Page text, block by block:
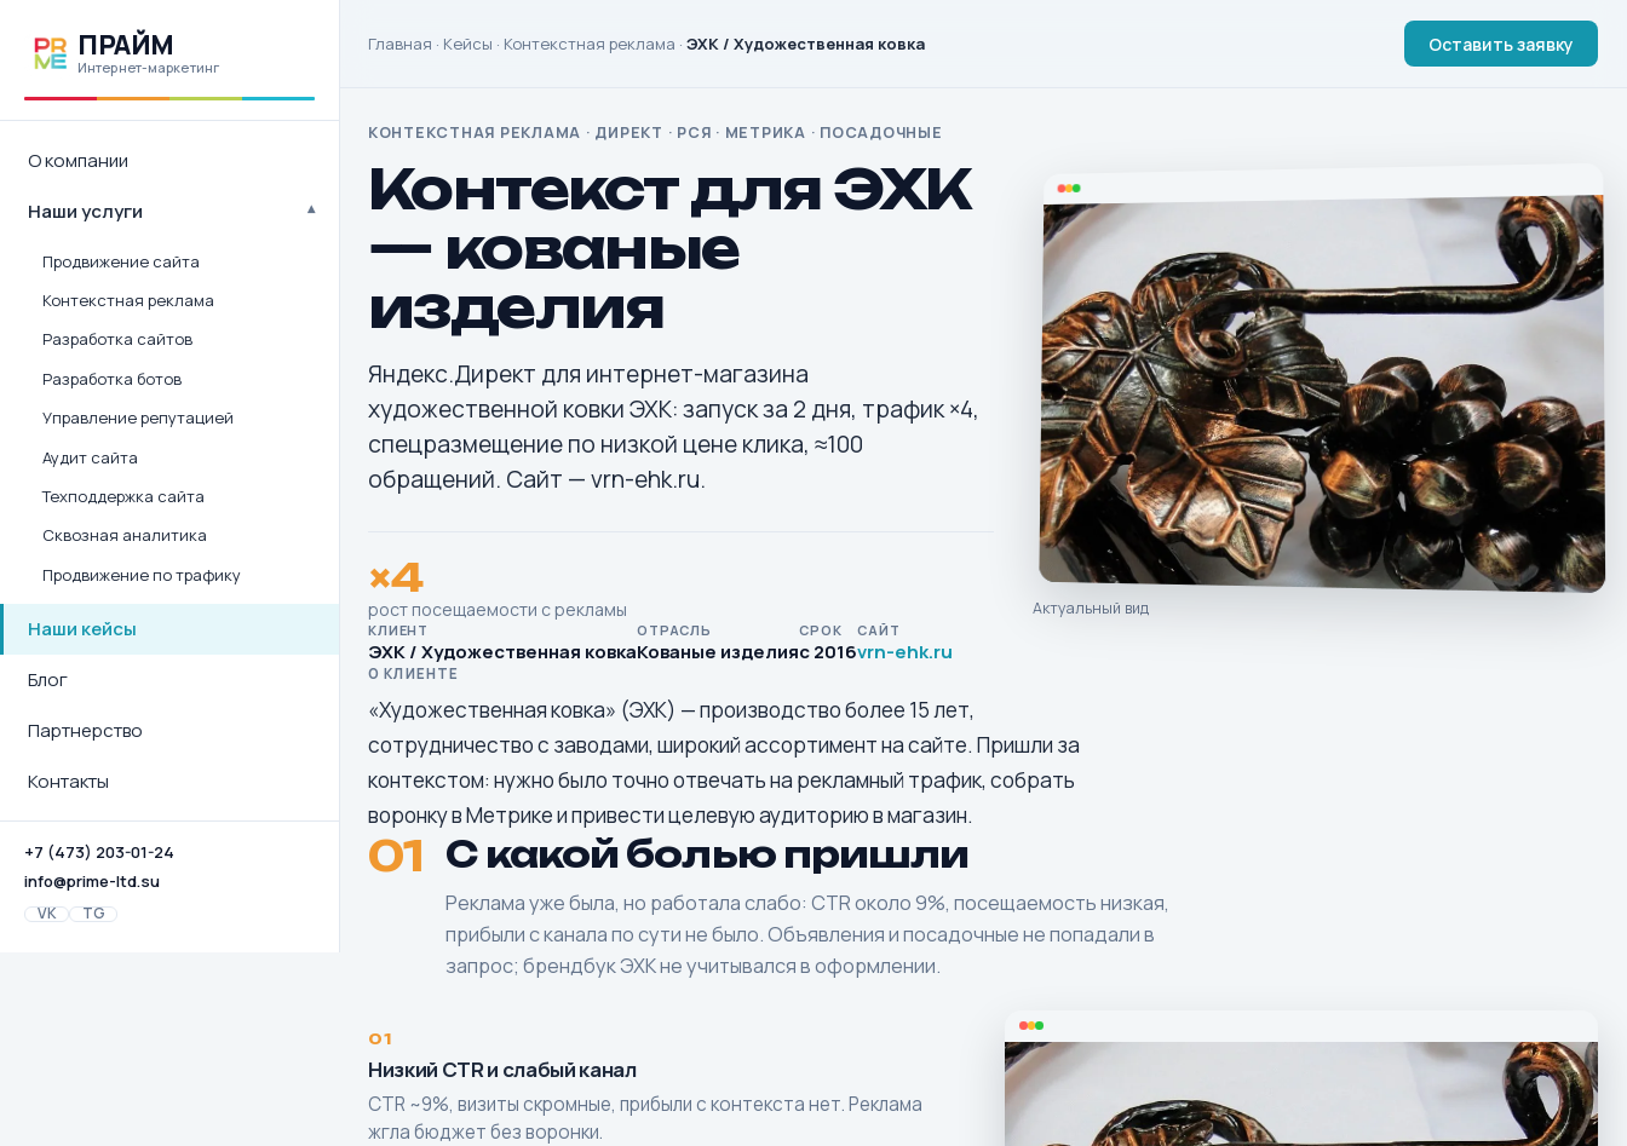
ПРАЙМ
Интернет-маркетинг
О компании
Наши услуги
Продвижение сайта
Контекстная реклама
Разработка сайтов
Разработка ботов
Управление репутацией
Аудит сайта
Техподдержка сайта
Сквозная аналитика
Продвижение по трафику
Наши кейсы
Блог
Партнерство
Контакты
+7 (473) 203-01-24
info@prime-ltd.su
VK TG
Главная · Кейсы · Контекстная реклама · ЭХК / Художественная ковка Оставить заявку
КОНТЕКСТНАЯ РЕКЛАМА · ДИРЕКТ · РСЯ · МЕТРИКА · ПОСАДОЧНЫЕ
Контекст для ЭХК
— кованые
изделия
Яндекс.Директ для интернет-магазина
художественной ковки ЭХК: запуск за 2 дня, трафик ×4,
спецразмещение по низкой цене клика, ≈100
обращений. Сайт — vrn-ehk.ru.
×4
рост посещаемости с рекламы
КЛИЕНТ
ЭХК / Художественная ковка
ОТРАСЛЬ
Кованые изделия
СРОК
с 2016
САЙТ
vrn-ehk.ru
Актуальный вид
О КЛИЕНТЕ
«Художественная ковка» (ЭХК) — производство более 15 лет,
сотрудничество с заводами, широкий ассортимент на сайте. Пришли за
контекстом: нужно было точно отвечать на рекламный трафик, собрать
воронку в Метрике и привести целевую аудиторию в магазин.
01 С какой болью пришли
Реклама уже была, но работала слабо: CTR около 9%, посещаемость низкая,
прибыли с канала по сути не было. Объявления и посадочные не попадали в
запрос; брендбук ЭХК не учитывался в оформлении.
Низкий CTR и слабый канал
CTR ~9%, визиты скромные, прибыли с контекста нет. Реклама
жгла бюджет без воронки.